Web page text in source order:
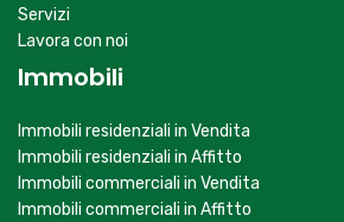
Servizi
Lavora con noi
Immobili
Immobili residenziali in Vendita
Immobili residenziali in Affitto
Immobili commerciali in Vendita
Immobili commerciali in Affitto